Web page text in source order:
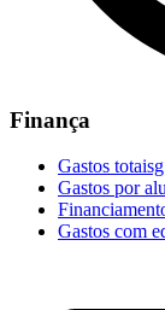
Finança
Gastos totaisg
Gastos por
Gastos com